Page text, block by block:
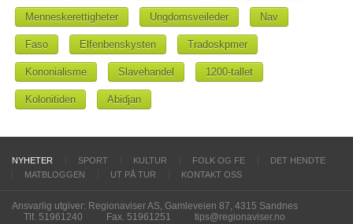
Menneskerettigheter Ungdomsveileder Nav
Faso Elfenbenskysten Tradoskpmer
Kononialisme Slavehandel 1200-tallet
Kolonitiden Abidjan
NYHETER SPORT KULTUR FOLK OG FE
DET HENDTE
MATBLOGGEN
UT PÅ TUR KONTAKT OSS
Ansvarlig utgiver: Regionaviser AS, Gamleveien 87, 4315 Sandnes
Tlf. 51961240
Fax. 51961251 tips@regionaviser.no